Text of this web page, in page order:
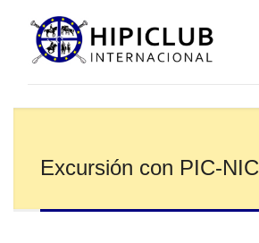
Excursión con PIC-NIC